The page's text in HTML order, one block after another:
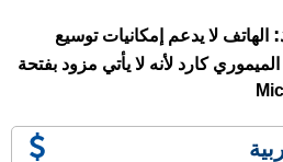
الهاتف لا يدعم إمكانيات توسيع
كارد لأنه لا يأتي مزود بفتحة